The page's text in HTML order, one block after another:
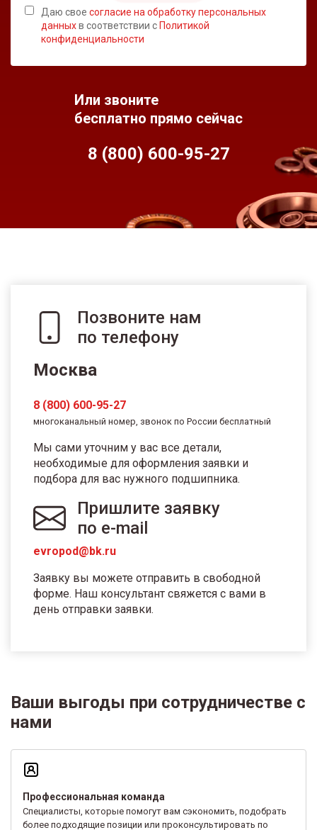
Даю свое согласие на обработку персональных
данныхв соответствии с Политикой
конфиденциальности
Или звоните
бесплатно прямо сейчас
8 (800) 600-95-27
Позвоните нам
по телефону
Москва
8 (800) 600-95-27
многоканальный номер, звонок по России бесплатный
Мы сами уточним у вас все детали,
необходимые для оформления заявки и
подбора для вас нужного подшипника.
Пришлите заявку
по e-mail
evropod@bk.ru
Заявку вы можете отправить в свободной
форме. Наш консультант свяжется с вами в
день отправки заявки.
Ваши выгоды при сотрудничестве с
нами
Профессиональная команда
Специалисты, которые помогут вам сэкономить, подобрать
более подходящие позиции или проконсультировать по